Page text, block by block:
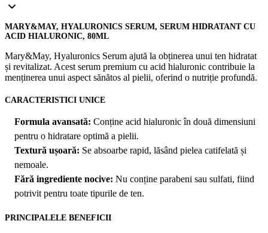
MARY&MAY, HYALURONICS SERUM, SERUM HIDRATANT CU
ACID HIALURONIC, 80ML
Mary&May, Hyaluronics Serum ajută la obținerea unui ten hidratat
și revitalizat. Acest serum premium cu acid hialuronic contribuie la
menținerea unui aspect sănătos al pielii, oferind o nutriție profundă.
CARACTERISTICI UNICE
Formula avansată: Conține acid hialuronic în două dimensiuni
pentru o hidratare optimă a pielii.
Textură ușoară: Se absoarbe rapid, lăsând pielea catifelată și
nemoale.
Fără ingrediente nocive: Nu conține parabeni sau sulfati, fiind
potrivit pentru toate tipurile de ten.
PRINCIPALELE BENEFICII